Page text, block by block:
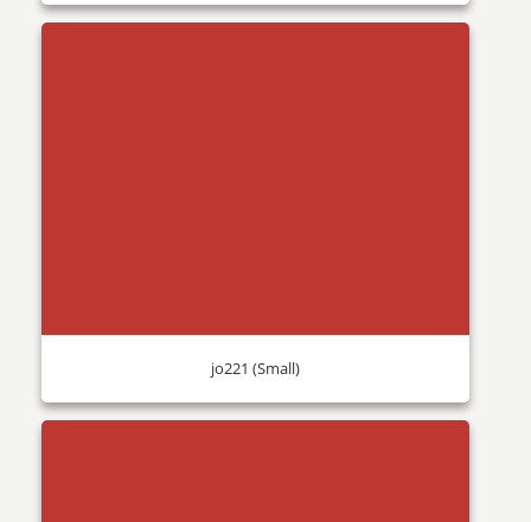
jo221 (Small)